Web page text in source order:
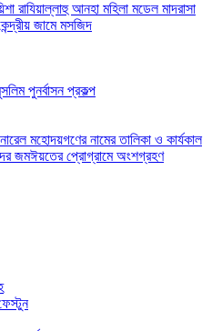
রাযিয়াল্লাহু আনহা মহিলা মডেল মাদরাসা
জামে মসজিদ
পুনর্বাসন প্রকল্প
মহোদয়গণের নামের তালিকা ও কার্যকাল
জমঈয়তের প্রোগ্রামে অংশগ্রহণ